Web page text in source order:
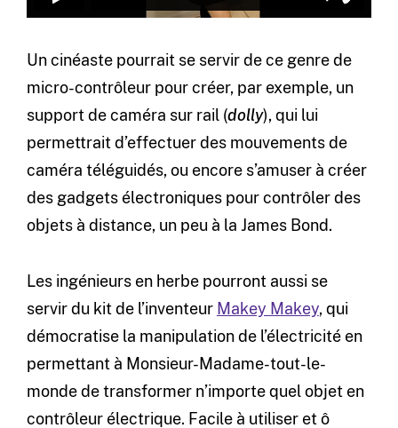
Un cinéaste pourrait se servir de ce genre de
micro-contrôleur pour créer, par exemple, un
support de caméra sur rail (dolly), qui lui
permettrait d’effectuer des mouvements de
caméra téléguidés, ou encore s’amuser à créer
des gadgets électroniques pour contrôler des
objets à distance, un peu à la James Bond.
Les ingénieurs en herbe pourront aussi se
servir du kit de l’inventeur Makey Makey, qui
démocratise la manipulation de l’électricité en
permettant à Monsieur-Madame-tout-le-
monde de transformer n’importe quel objet en
contrôleur électrique. Facile à utiliser et ô